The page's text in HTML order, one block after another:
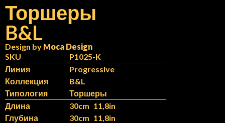
IT
B&L
Design by Moca Design
Торшеры
SKU
P1025-K
Линия
Progressive
Коллекция
B&L
Типология
Торшеры
Длина
30cm 11,8in
Глубина
30cm 11,8in